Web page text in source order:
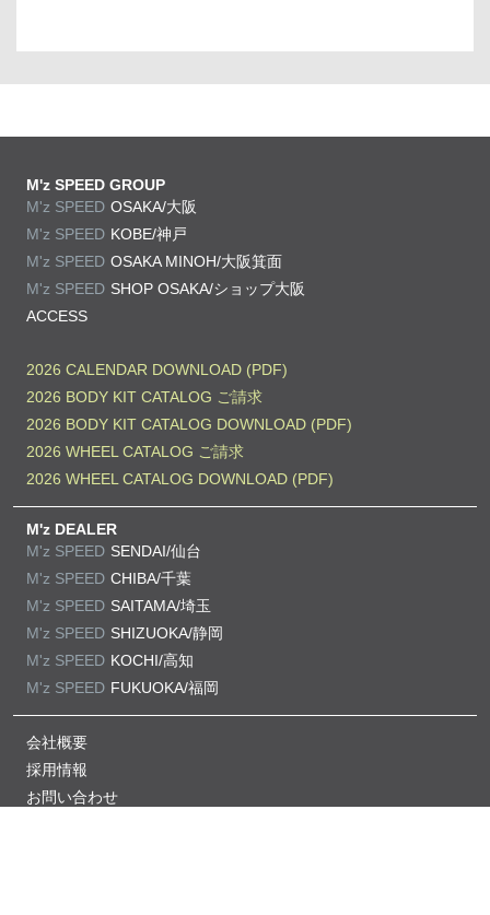
M'z SPEED GROUP
M'z SPEED OSAKA/大阪
M'z SPEED KOBE/神戸
M'z SPEED OSAKA MINOH/大阪箕面
M'z SPEED SHOP OSAKA/ショップ大阪
ACCESS
2026 CALENDAR DOWNLOAD (PDF)
2026 BODY KIT CATALOG ご請求
2026 BODY KIT CATALOG DOWNLOAD (PDF)
2026 WHEEL CATALOG ご請求
2026 WHEEL CATALOG DOWNLOAD (PDF)
M'z DEALER
M'z SPEED SENDAI/仙台
M'z SPEED CHIBA/千葉
M'z SPEED SAITAMA/埼玉
M'z SPEED SHIZUOKA/静岡
M'z SPEED KOCHI/高知
M'z SPEED FUKUOKA/福岡
会社概要
採用情報
お問い合わせ